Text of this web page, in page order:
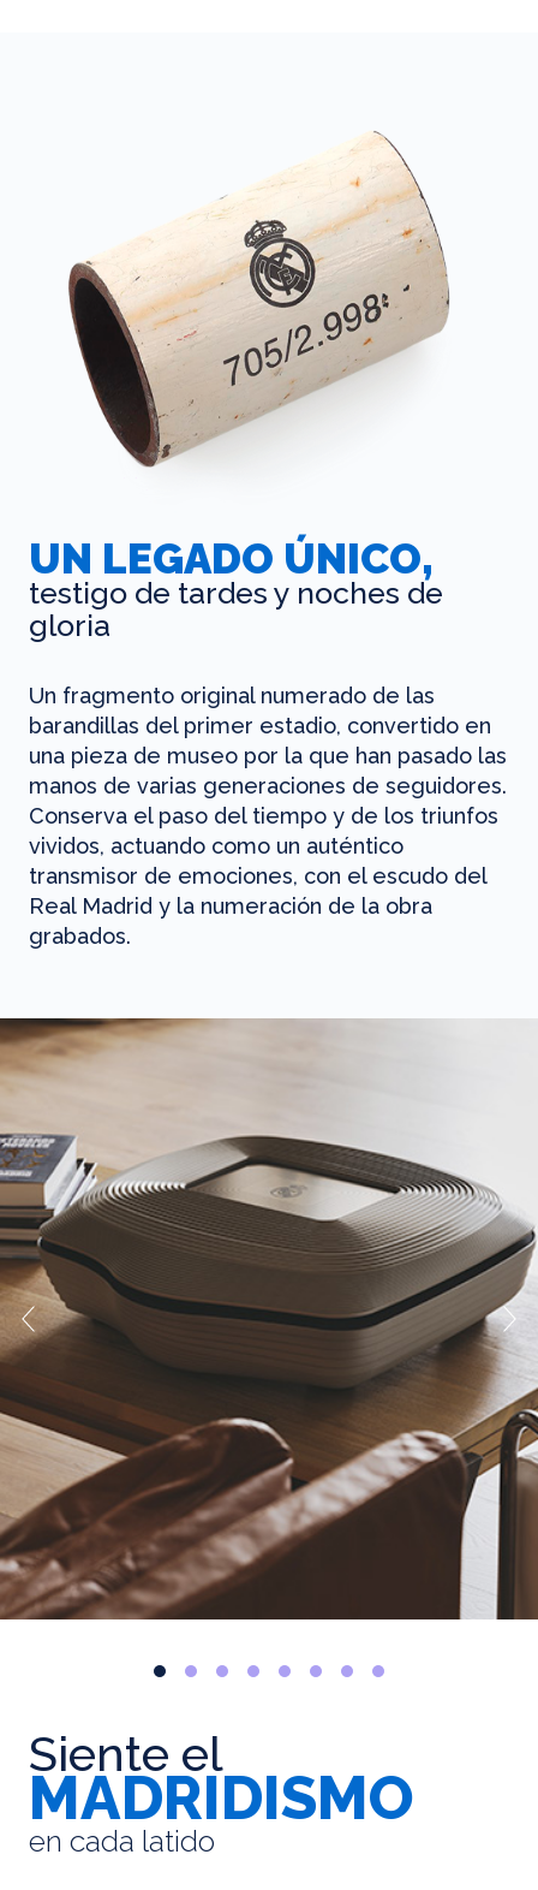
UN LEGADO ÚNICO,
testigo de tardes y noches de
gloria
Un fragmento original numerado de las
barandillas del primer estadio, convertido en
una pieza de museo por la que han pasado las
manos de varias generaciones de seguidores.
Conserva el paso del tiempo y de los triunfos
vividos, actuando como un auténtico
transmisor de emociones, con el escudo del
Real Madrid y la numeración de la obra
grabados.
Siente el
MADRIDISMO
en cada latido